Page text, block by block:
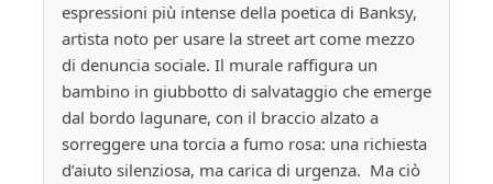
espressioni più intense della poetica di Banksy,
artista noto per usare la street art come mezzo
di denuncia sociale. Il murale raffigura un
bambino in giubbotto di salvataggio che emerge
dal bordo lagunare, con il braccio alzato a
sorreggere una torcia a fumo rosa: una richiesta
d’aiuto silenziosa, ma carica di urgenza.  Ma ciò